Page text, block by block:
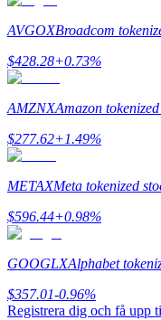
Utsättning
Hög avkastning och
Launchpool
AVGOXBroadcom
$428.28+0.73%
AMZNXAmazon
$277.62+1.49%
METAXMeta tokenized
$596.44+0.98%
GOOGLXAlphabet
$357.01-0.96%
Registrera dig och få upp